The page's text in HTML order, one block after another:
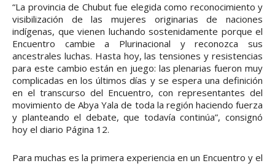
“La provincia de Chubut fue elegida como reconocimiento y
visibilización de las mujeres originarias de naciones
indígenas, que vienen luchando sostenidamente porque el
Encuentro cambie a Plurinacional y reconozca sus
ancestrales luchas. Hasta hoy, las tensiones y resistencias
para este cambio están en juego: las plenarias fueron muy
complicadas en los últimos días y se espera una definición
en el transcurso del Encuentro, con representantes del
movimiento de Abya Yala de toda la región haciendo fuerza
y planteando el debate, que todavía continúa”, consignó
hoy el diario Página 12.
Para muchas es la primera experiencia en un Encuentro y el